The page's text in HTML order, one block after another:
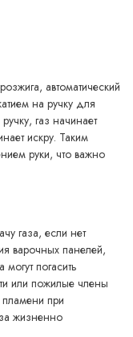
автоматический
на ручку для
газ начинает
искру. Таким
руки, что важно
газа, если нет
варочных панелей,
погасить
или пожилые члены
пламени при
жизненно